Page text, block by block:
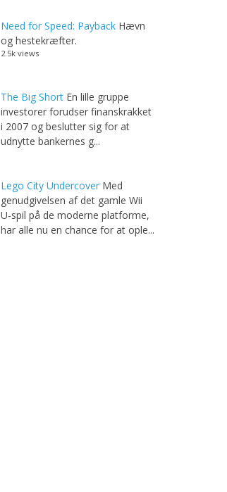
Need for Speed: Payback Hævn
og hestekræfter.
2.5k views
The Big Short En lille gruppe
investorer forudser finanskrakket
i 2007 og beslutter sig for at
udnytte bankernes g...
Lego City Undercover Med
genudgivelsen af det gamle Wii
U-spil på de moderne platforme,
har alle nu en chance for at ople...